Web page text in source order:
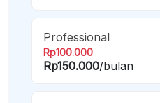
Professional
Rp100.000
Rp150.000/bulan